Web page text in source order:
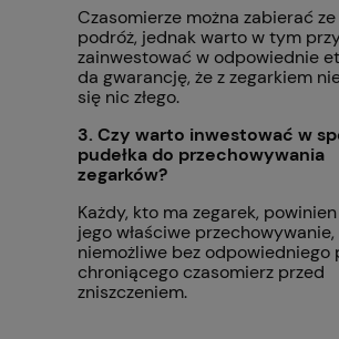
Czasomierze można zabierać
podróż, jednak warto w tym
zainwestować w odpowiednie
da gwarancję, że z zegarkiem
się nic złego.
3. Czy warto inwestować w
pudełka do przechowywania
zegarków?
Każdy, kto ma zegarek,
jego właściwe
niemożliwe bez odpowiedniego
chroniącego czasomierz przed
zniszczeniem.